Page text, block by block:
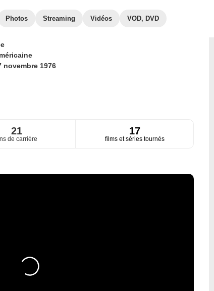
Photos Streaming Vidéos VOD, DVD
novembre 1976
21
de carrière
17
films et séries tournés